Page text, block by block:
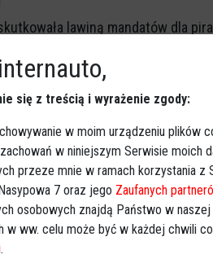
lawiną mandatów dla
ciężarowych i motocyklistom.
przez ostrołęcką
na tym, że kontrola prowadzona
W przeprowadzeniu takiej
ustawionych kolejno po
101 kierujących pojazdami
pojazdów osobowych,
się z treścią i wyrażenie zgody:
w moim urządzeniu plików
w niniejszym Serwisie moich
przeze mnie w ramach korzystania
7 oraz jego Zaufanych
osobowych znajdą Państwo w naszej
w ww. celu może być w każdej chwili
.